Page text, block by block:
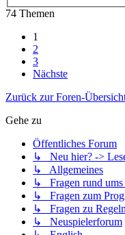
74 Themen
1
2
3
Nächste
Zurück zur Foren-
Gehe zu
Öffentliches Forum
↳ Neu hier? ->
↳ Allgemeines
↳ Fragen rund ums
↳ Fragen zum
↳ Fragen zu
↳ Neuspielerforum